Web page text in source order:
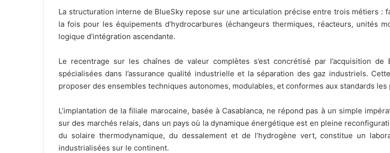
La structuration interne de BlueSky repose sur une articulation précise entre trois métiers
la fois pour les équipements d’hydrocarbures (échangeurs thermiques, réacteurs, unités
logique d’intégration ascendante.
Le recentrage sur les chaînes de valeur complètes s’est concrétisé par l’acquisition
spécialisées dans l’assurance qualité industrielle et la séparation des gaz industriels.
proposer des ensembles techniques autonomes, modulables, et conformes aux standards
L’implantation de la filiale marocaine, basée à Casablanca, ne répond pas à un simple
sur des marchés relais, dans un pays où la dynamique énergétique est en pleine
du solaire thermodynamique, du dessalement et de l’hydrogène vert, constitue un
industrialisées sur le continent.